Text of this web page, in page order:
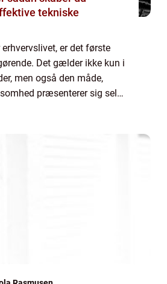
tekniske
er det første
Det gælder ikke kun i
men også den måde,
præsenterer sig selv